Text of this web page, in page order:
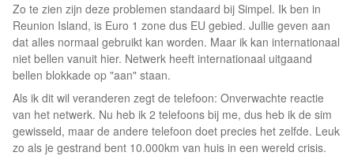
Zo te zien zijn deze problemen standaard bij Simpel. Ik ben in
Reunion Island, is Euro 1 zone dus EU gebied. Jullie geven aan
dat alles normaal gebruikt kan worden. Maar ik kan internationaal
niet bellen vanuit hier. Netwerk heeft internationaal uitgaand
bellen blokkade op "aan" staan.
Als ik dit wil veranderen zegt de telefoon: Onverwachte reactie
van het netwerk. Nu heb ik 2 telefoons bij me, dus heb ik de sim
gewisseld, maar de andere telefoon doet precies het zelfde. Leuk
zo als je gestrand bent 10.000km van huis in een wereld crisis.